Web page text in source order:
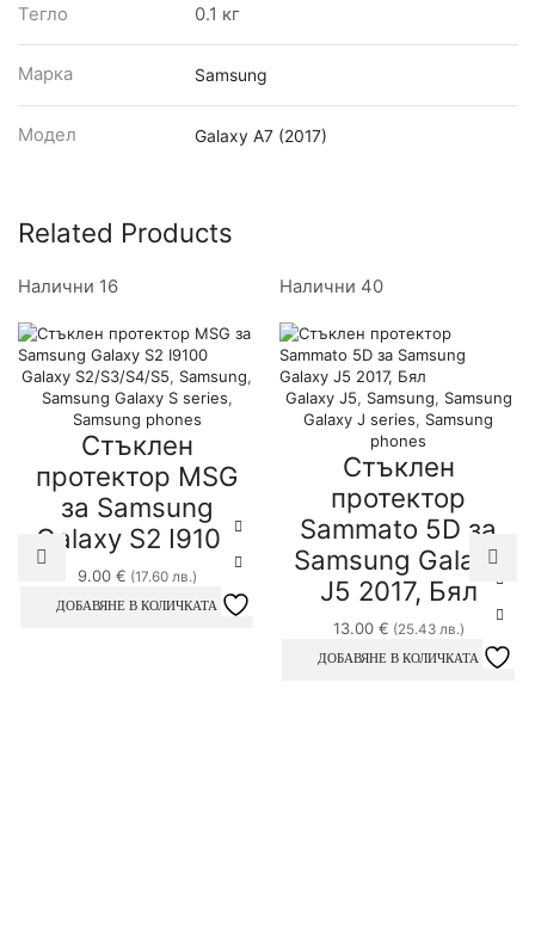
Прозрачен
Тегло 0.1 кг
Марка Samsung
Модел Galaxy A7 (2017)
Related Products
Налични 16
Galaxy S2/S3/S4/S5, Samsung,
Samsung Galaxy S series,
Samsung phones
Стъклен
протектор MSG
за Samsung
Galaxy S2 I9100
9.00 € (17.60 лв.)
ДОБАВЯНЕ В КОЛИЧКАТА
Налични 40
Galaxy J5, Samsung, Samsung
Galaxy J series, Samsung
phones
Стъклен
протектор
Sammato 5D за
Samsung Galaxy
J5 2017, Бял
13.00 € (25.43 лв.)
ДОБАВЯНЕ В КОЛИЧКАТА